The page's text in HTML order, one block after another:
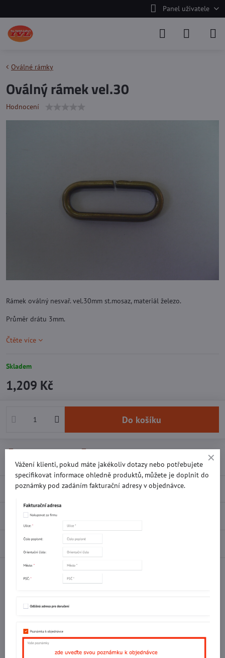
Panel uživatele
Oválné rámky
Oválný rámek vel.30
Hodnocení
Rámek oválný nesvař. vel.30mm st.mosaz, materiál železo.
Průměr drátu 3mm.
Čtěte více
Skladem
1,209 Kč
Do košíku
Přidat k Oblíbeným Doručení
Popis
Recenze 0
Diskuse
Twitter
Potřebujete poradit s objednávkou?
+420 577 523 563
Vážení klienti, pokud máte jakékoliv dotazy nebo potřebujete
specifikovat informace ohledně produktů, můžete je doplnit do
poznámky pod zadáním fakturační adresy v objednávce.